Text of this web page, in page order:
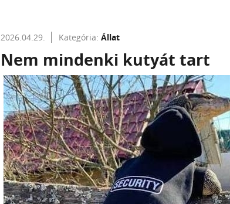
2026.04.29. Kategória: Állat
Nem mindenki kutyát tart